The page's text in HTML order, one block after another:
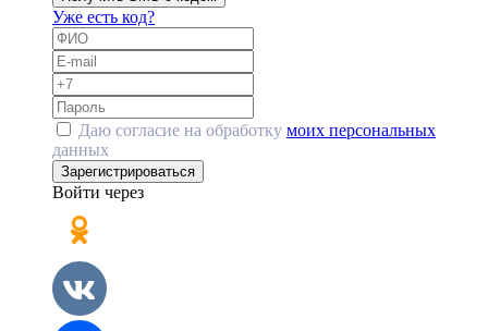
Уже есть код?
Даю согласие на обработку моих персональных
данных
Зарегистрироваться
Войти через